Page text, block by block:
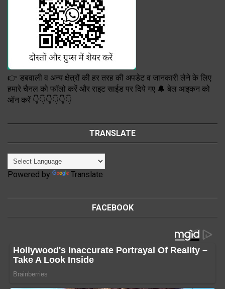
👉 डबवाली व अन्य क्षेत्रों की हर तरह की अपडेट व जानकारी लेने के लिए
हमारे चैनल को फॉलो करें और राइट साईड पर दिये गए 🔔 बेल आइकन को
ऑन करें 👇👇👇👇👇👇
TRANSLATE
Powered by Translate
FACEBOOK